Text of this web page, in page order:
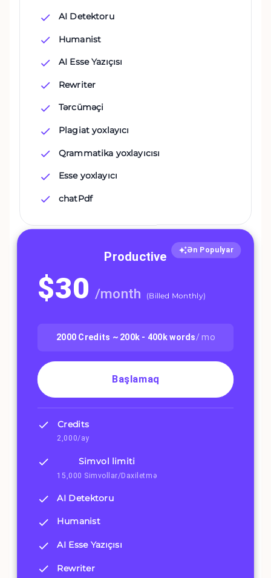
AI Detektoru
Humanist
AI Esse Yazıçısı
Rewriter
Tərcüməçi
Plagiat yoxlayıcı
Qrammatika yoxlayıcısı
Esse yoxlayıcı
chatPdf
Ən Populyar
Productive
$30 /month (Billed Monthly)
2000 Credits ~ 200k - 400kwords/ mo
Başlamaq
Credits
2,000/ay
Simvol limiti
15,000 Simvollar/Daxiletmə
AI Detektoru
Humanist
AI Esse Yazıçısı
Rewriter